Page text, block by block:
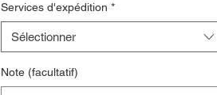
Services d'expédition *
Sélectionner
Note (facultatif)